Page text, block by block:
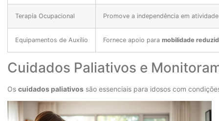
Terapia Ocupacional Promove a independência em
Equipamentos de Auxílio Fornece apoio para mobilidade
Cuidados Paliativos e
Os cuidados paliativos são essenciais para idosos com